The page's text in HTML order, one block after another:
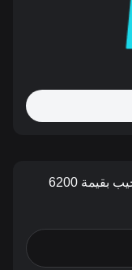
حزمة ترحيب بقيمة 6200